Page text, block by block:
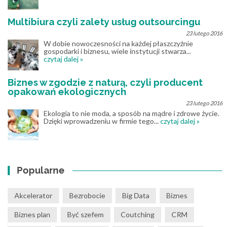
Multibiura czyli zalety usług outsourcingu
23 lutego 2016
W dobie nowoczesności na każdej płaszczyźnie
gospodarki i biznesu, wiele instytucji stwarza...
czytaj dalej »
Biznes w zgodzie z naturą, czyli producent
opakowań ekologicznych
23 lutego 2016
Ekologia to nie moda, a sposób na mądre i zdrowe życie.
Dzięki wprowadzeniu w firmie tego...czytaj dalej »
Popularne
Akcelerator Bezrobocie Big Data Biznes
Biznes plan Być szefem Coutching CRM